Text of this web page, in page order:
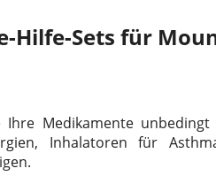
Hilfe-Sets für
Medikamente unbedingt
Inhalatoren für